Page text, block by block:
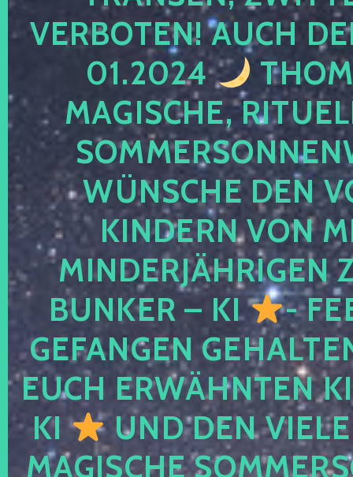
VERBOTEN! AUCH
01.2024
MAGISCHE,
WÜNSCHE DEN
KINDERN VON
MINDERJÄHRIGEN
BUNKER – KI
-
GEFANGEN
EUCH ERWÄHNTEN
KI
UND DEN
MAGISCHE